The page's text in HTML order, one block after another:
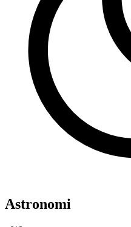
Astronomi